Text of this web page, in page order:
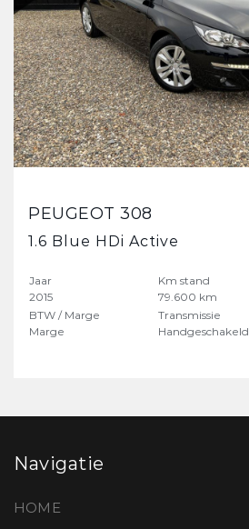
PEUGEOT 308
1.6 Blue HDi Active
Jaar
2015
Km stand
79.600 km
BTW / Marge
Marge
Transmissie
Handgeschakeld
Navigatie
HOME